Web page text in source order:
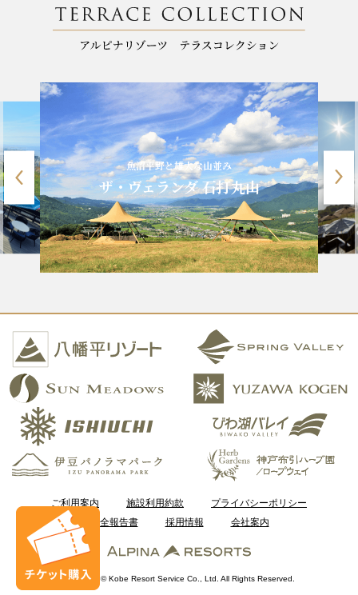
魚沼平野と雄大な山並み
ザ・ヴェランダ 石打丸山
ご利用案内 施設利用約款
プライバシーポリシー
安全報告書
採用情報 会社案内
Copyright © Kobe Resort Service Co., Ltd. All Rights Reserved.